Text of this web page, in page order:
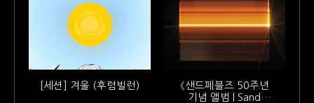
[세션] 겨울 (후렴빌런)
《샌드페블즈 50주년
기념 앨범 | Sand